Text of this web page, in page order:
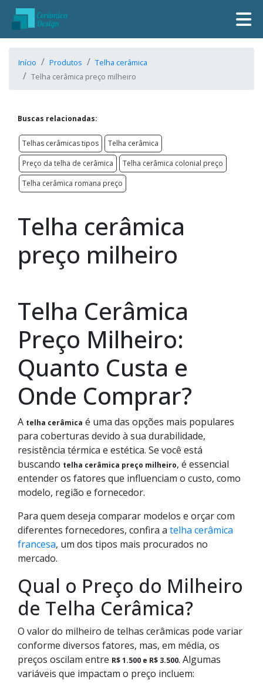
Início Produtos
Telha cerâmica
Telha cerâmica preço milheiro
Buscas relacionadas:
Telhas cerâmicas tipos
Telha cerâmica
Preço da telha de cerâmica
Telha cerâmica colonial preço
Telha cerâmica romana preço
Telha cerâmica
preço milheiro
Telha Cerâmica
Preço Milheiro:
Quanto Custa e
Onde Comprar?
A telha cerâmica é uma das opções mais populares
para coberturas devido à sua durabilidade,
resistência térmica e estética. Se você está
buscando telha cerâmica preço milheiro, é essencial
entender os fatores que influenciam o custo, como
modelo, região e fornecedor.
Para quem deseja comparar modelos e orçar com
diferentes fornecedores, confira a telha cerâmica
francesa, um dos tipos mais procurados no
mercado.
Qual o Preço do Milheiro
de Telha Cerâmica?
O valor do milheiro de telhas cerâmicas pode variar
conforme diversos fatores, mas, em média, os
preços oscilam entre R$ 1.500 e R$ 3.500. Algumas
variáveis que impactam o preço incluem: